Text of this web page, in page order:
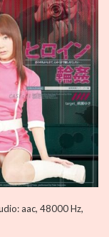
aac, 48000 Hz,